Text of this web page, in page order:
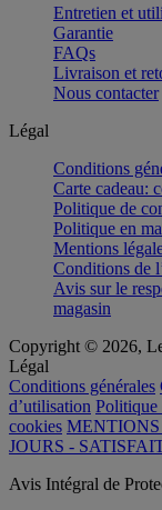
Entretien et
Garantie
FAQs
Livraison et
Nous contacter
Légal
Conditions
Carte cadeau:
Politique de
Politique en
Mentions
Conditions de
Avis sur le
magasin
Copyright © 2026,
Légal
Conditions générales
d’utilisation Politique
cookies
JOURS -
Avis Intégral de